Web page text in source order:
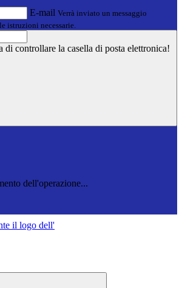
E-mail Verrà inviato un messaggio
istruzioni necessarie.
di controllare la casella di posta elettronica!
dell'operazione...